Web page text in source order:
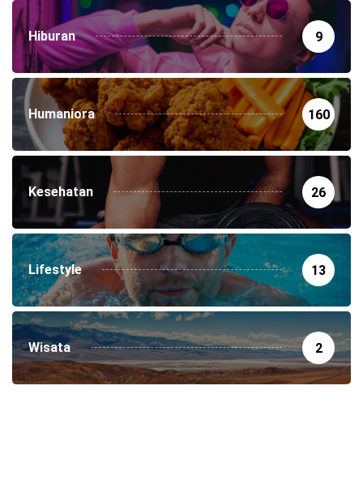
Hiburan 9
Humaniora 160
Kesehatan 26
Lifestyle 13
Wisata 2